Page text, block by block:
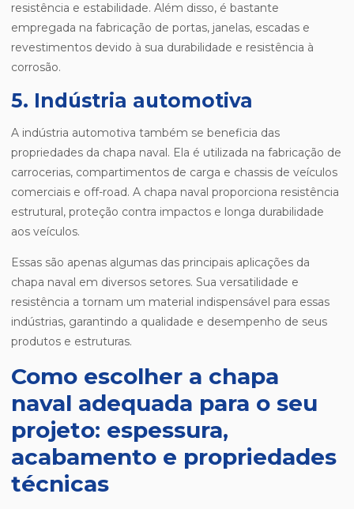
resistência e estabilidade. Além disso, é bastante
empregada na fabricação de portas, janelas, escadas e
revestimentos devido à sua durabilidade e resistência à
corrosão.
5. Indústria automotiva
A indústria automotiva também se beneficia das
propriedades da chapa naval. Ela é utilizada na fabricação de
carrocerias, compartimentos de carga e chassis de veículos
comerciais e off-road. A chapa naval proporciona resistência
estrutural, proteção contra impactos e longa durabilidade
aos veículos.
Essas são apenas algumas das principais aplicações da
chapa naval em diversos setores. Sua versatilidade e
resistência a tornam um material indispensável para essas
indústrias, garantindo a qualidade e desempenho de seus
produtos e estruturas.
Como escolher a chapa
naval adequada para o seu
projeto: espessura,
acabamento e propriedades
técnicas